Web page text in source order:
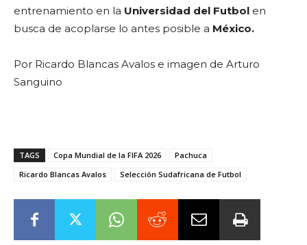
entrenamiento en la Universidad del Futbol en
busca de acoplarse lo antes posible a México.
Por Ricardo Blancas Avalos e imagen de Arturo
Sanguino
TAGS Copa Mundial de la FIFA 2026
Pachuca
Ricardo Blancas Avalos
Selección Sudafricana de Futbol